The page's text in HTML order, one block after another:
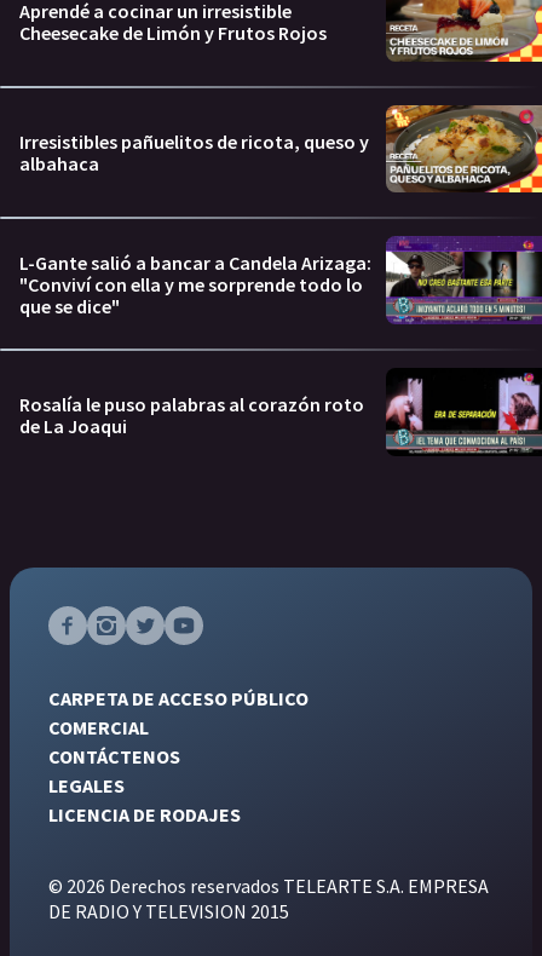
Aprendé a cocinar un irresistible
Cheesecake de Limón y Frutos Rojos
Irresistibles pañuelitos de ricota, queso y
albahaca
L-Gante salió a bancar a Candela Arizaga:
"Conviví con ella y me sorprende todo lo
que se dice"
Rosalía le puso palabras al corazón roto
de La Joaqui
CARPETA DE ACCESO PÚBLICO
COMERCIAL
CONTÁCTENOS
LEGALES
LICENCIA DE RODAJES
© 2026 Derechos reservados TELEARTE S.A. EMPRESA
DE RADIO Y TELEVISION 2015